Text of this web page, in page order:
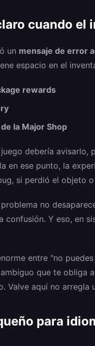
cuando el
un mensaje de error
espacio en el
rewards
la Major Shop
debería avisarlo,
en ese punto, la
si perdió el objeto
no
confusión. Y eso, en
entre "no
que te obliga
Valve aquí no arregla
para